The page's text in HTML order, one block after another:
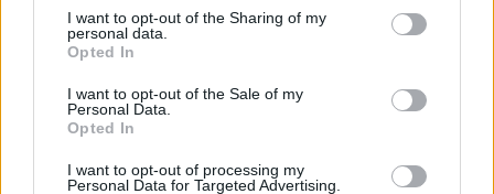
I want to opt-out of the Sharing of my
personal data.
Opted In
I want to opt-out of the Sale of my
Personal Data.
Opted In
I want to opt-out of processing my
Personal Data for Targeted Advertising.
"καραβιά" στον Τσούτσουρα
Μαραντόνα επί της Αγγλίας στο Μουντιάλ 1986
Διεθνείς διακρίσεις για τη μαθητική ταινία stop motion